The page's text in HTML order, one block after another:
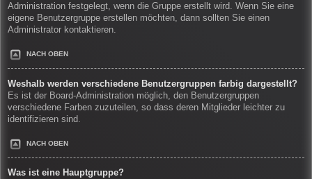
Administration festgelegt, wenn die Gruppe erstellt wird. Wenn Sie eine
eigene Benutzergruppe erstellen möchten, dann sollten Sie einen
Administrator kontaktieren.
NACH OBEN
Weshalb werden verschiedene Benutzergruppen farbig dargestellt?
Es ist der Board-Administration möglich, den Benutzergruppen
verschiedene Farben zuzuteilen, so dass deren Mitglieder leichter zu
identifizieren sind.
NACH OBEN
Was ist eine Hauptgruppe?